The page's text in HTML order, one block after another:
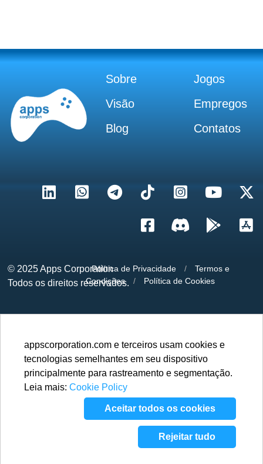
Sobre
Jogos
Visão
Empregos
Blog
Contatos
© 2025Apps Corporation
Todos os direitos reservados.
Política de Privacidade /
Termos e
Condições
/ Política de Cookies
appscorporation.com e terceiros usam cookies e
tecnologias semelhantes em seu dispositivo
principalmente para rastreamento e segmentação.
Leia mais: Cookie Policy
Aceitar todos os cookies
Rejeitar tudo